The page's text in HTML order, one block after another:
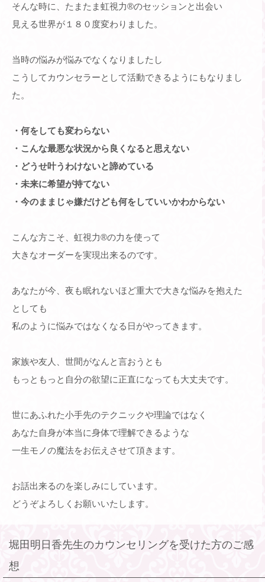
そんな時に、たまたま虹視力®︎のセッションと出会い
見える世界が１８０度変わりました。
当時の悩みが悩みでなくなりましたし
こうしてカウンセラーとして活動できるようにもなりまし
た。
・何をしても変わらない
・こんな最悪な状況から良くなると思えない
・どうせ叶うわけないと諦めている
・未来に希望が持てない
・今のままじゃ嫌だけども何をしていいかわからない
こんな方こそ、虹視力®︎の力を使って
大きなオーダーを実現出来るのです。
あなたが今、夜も眠れないほど重大で大きな悩みを抱えた
としても
私のように悩みではなくなる日がやってきます。
家族や友人、世間がなんと言おうとも
もっともっと自分の欲望に正直になっても大丈夫です。
世にあふれた小手先のテクニックや理論ではなく
あなた自身が本当に身体で理解できるような
一生モノの魔法をお伝えさせて頂きます。
お話出来るのを楽しみにしています。
どうぞよろしくお願いいたします。
堀田明日香先生のカウンセリングを受けた方のご感
想